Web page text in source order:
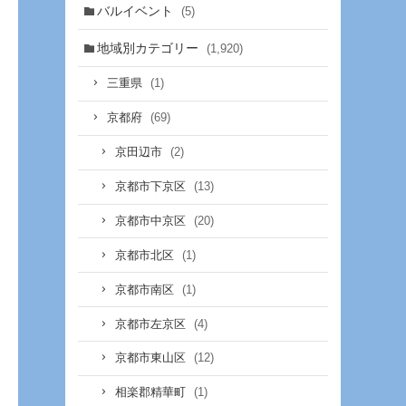
バルイベント (5)
地域別カテゴリー (1,920)
三重県 (1)
京都府 (69)
京田辺市 (2)
京都市下京区 (13)
京都市中京区 (20)
京都市北区 (1)
京都市南区 (1)
京都市左京区 (4)
京都市東山区 (12)
相楽郡精華町 (1)